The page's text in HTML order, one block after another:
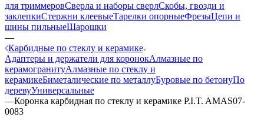
для триммеровСверла и наборы сверлСкобы, гвозди и
заклепкиСтержни клеевыеТарелки опорныеФрезыЦепи и
шины пильныеШарошки
—
Карбидные по стеклу и керамике
Адаптеры и держатели для коронокАлмазные по
керамогранитуАлмазные по стеклу и
керамикеБиметалические по металлуБуровые по бетонуПо
деревуУниверсальные
—Коронка карбидная по стеклу и керамике P.I.T. AMAS07-
0083